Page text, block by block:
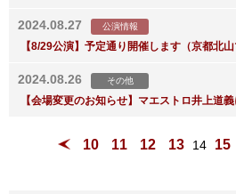
2024.08.27 公演情報
【8/29公演】予定通り開催します（京都北
2024.08.26 その他
【会場変更のお知らせ】マエストロ井上道
10 11 12 13 14 15